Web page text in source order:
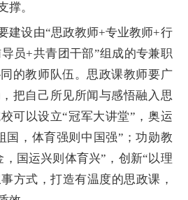
撑。
设由“思政教师+专业教师+行
员+共青团干部”组成的专兼职
的教师队伍。思政课教师要广
把自己所见所闻与感悟融入思
可以设立“冠军大讲堂”，奥运
国，体育强则中国强”；功勋教
国运兴则体育兴”，创新“以理
方式，打造有温度的思政课，